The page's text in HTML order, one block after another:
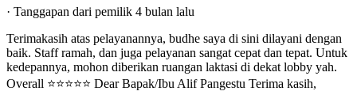
· Tanggapan dari pemilik 4 bulan lalu
Terimakasih atas pelayanannya, budhe saya di sini dilayani dengan
baik. Staff ramah, dan juga pelayanan sangat cepat dan tepat. Untuk
kedepannya, mohon diberikan ruangan laktasi di dekat lobby yah.
Overall ⭐⭐⭐⭐⭐ Dear Bapak/Ibu Alif Pangestu Terima kasih,